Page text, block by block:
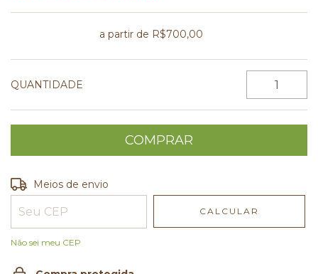
a partir de R$700,00
QUANTIDADE
Entregas para o CEP:
Meios de envio
CALCULAR
Não sei meu CEP